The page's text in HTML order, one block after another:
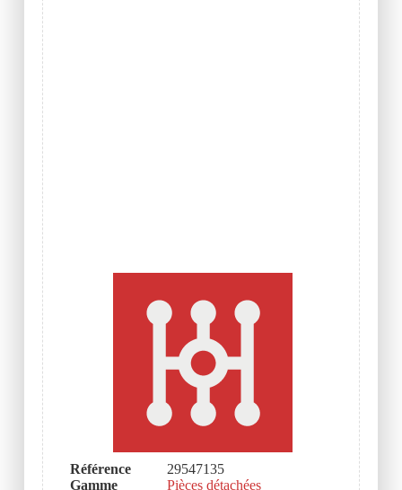
Référence
29547135
Gamme
Pièces détachées